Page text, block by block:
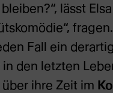
lässt
Fall ein
den letzten
ihre Zeit im